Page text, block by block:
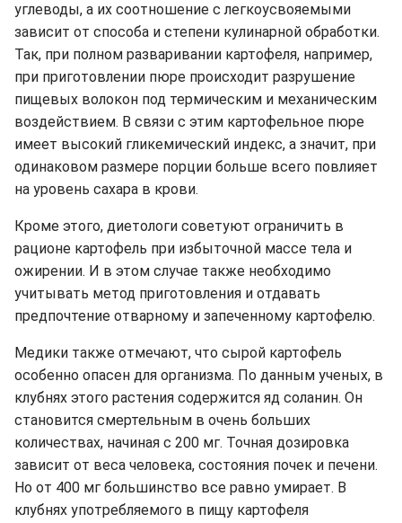
углеводы, а их соотношение с легкоусвояемыми
зависит от способа и степени кулинарной обработки.
Так, при полном разваривании картофеля, например,
при приготовлении пюре происходит разрушение
пищевых волокон под термическим и механическим
воздействием. В связи с этим картофельное пюре
имеет высокий гликемический индекс, а значит, при
одинаковом размере порции больше всего повлияет
на уровень сахара в крови.
Кроме этого, диетологи советуют ограничить в
рационе картофель при избыточной массе тела и
ожирении. И в этом случае также необходимо
учитывать метод приготовления и отдавать
предпочтение отварному и запеченному картофелю.
Медики также отмечают, что сырой картофель
особенно опасен для организма. По данным ученых, в
клубнях этого растения содержится яд соланин. Он
становится смертельным в очень больших
количествах, начиная с 200 мг. Точная дозировка
зависит от веса человека, состояния почек и печени.
Но от 400 мг большинство все равно умирает. В
клубнях употребляемого в пищу картофеля